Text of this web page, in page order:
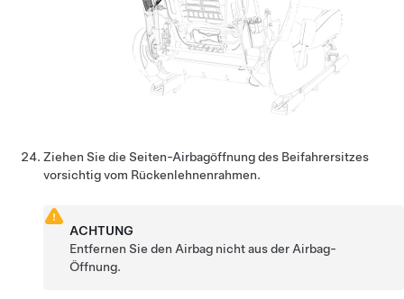
Ziehen Sie die Seiten-Airbagöffnung des Beifahrersitzes
vorsichtig vom Rückenlehnenrahmen.
ACHTUNG
Entfernen Sie den Airbag nicht aus der Airbag-
Öffnung.